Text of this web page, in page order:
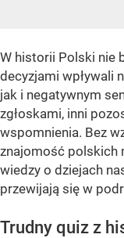
W historii Polski nie
decyzjami wpływali
jak i negatywnym
zgłoskami, inni
wspomnienia. Bez
znajomość polskich
wiedzy o dziejach
przewijają się w
Trudny quiz z